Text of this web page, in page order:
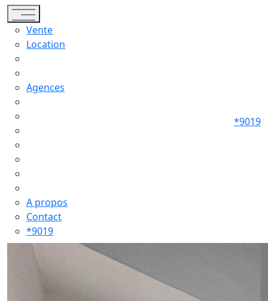
Toggle navigation
Vente
Location
Agences
A propos
Contact
*9019
*9019